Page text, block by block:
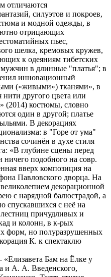
отличаются
силуэтов и покроев,
и модной одежды, в
отрицающих
пьес,
шелка, кремовых кружев,
к одеяниям тибетских
мужчин в длинные "платья"; в
инновационный
(«живыми») тканями», в
другого цвета или
(2014) костюмы, словно
один в другой; платье
В декорациях
в "Горе от ума"
сочинён в духе стиля
«В глубине сцены перед
подобного на совр.
вверх композиция на
Павловского дворца. На
декорационной
с нарядной балюстрадой, а
спускавшихся с неё на
причудливых и
и колонн, в к-рых
форм, но полуразрушенных
К. к спектаклю
«Елизавета Бам на Ёлке у
и А. А. Введенского,